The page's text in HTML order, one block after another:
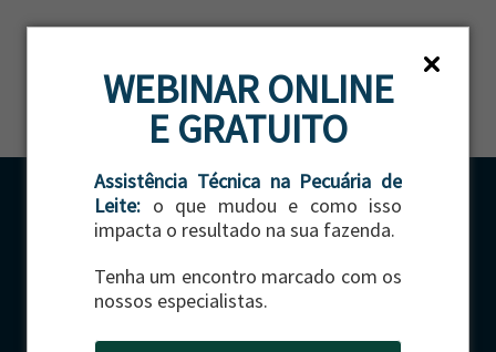
WEBINAR ONLINE
E GRATUITO
Assistência Técnica na Pecuária de
Leite: o que mudou e como isso
impacta o resultado na sua fazenda.
Tenha um encontro marcado com os
nossos especialistas.